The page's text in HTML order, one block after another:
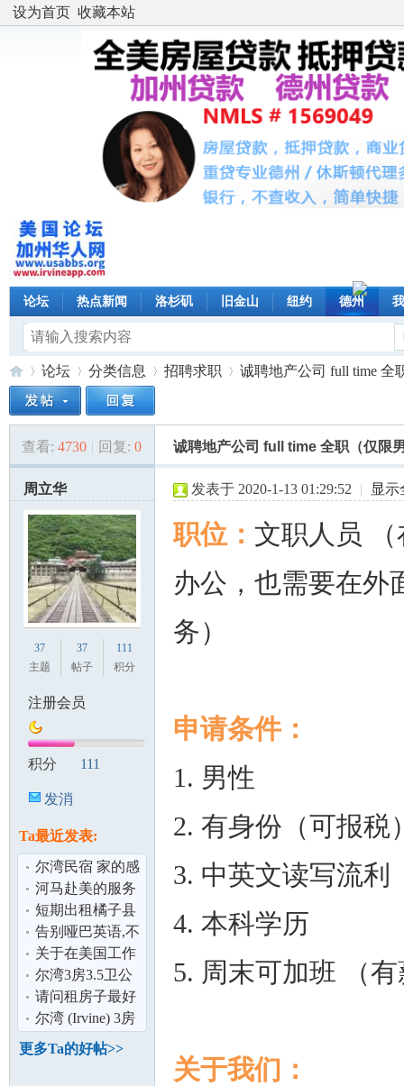
设为首页 收藏本站
论坛 热点新闻 洛杉矶 旧金山 纽约 德州
美»
论坛
›
分类信息 招聘求职
›
诚聘地产公司 full time 全
查看: 4730 | 回复: 0 诚聘地产公司 full time 全职（仅限
周立华
37
主题
37
帖子
111
积分
注册会员
积分 111
发消
Ta最近发表:
尔湾民宿 家的感
觉
河马赴美的服务
到底有哪些？看
了你就知道！
短期出租橘子县
尔湾高级公寓 -
可拎包入住/
告别哑巴英语,不
再是梦！
关于在美国工作
的一些问题
尔湾3房3.5卫公
寓
请问租房子最好
的网站或者途
径。
尔湾 (Irvine) 3房
2浴
更多Ta的好帖>>
发表于 2020-1-13 01:29:52 | 显示
职位： 文职人员
办公，也需要在外
务）
申请条件：
1. 男性
2. 有身份（可报税
3. 中英文读写流利
4. 本科学历
5. 周末可加班 （
关于我们：